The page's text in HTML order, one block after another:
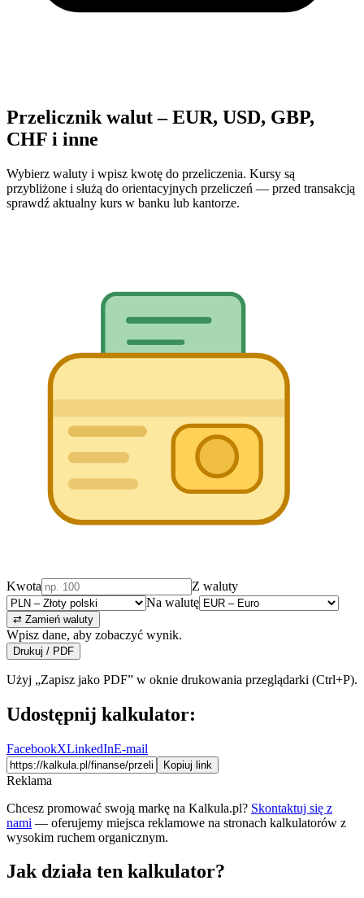
Przelicznik walut – EUR, USD, GBP,
CHF i inne
Wybierz waluty i wpisz kwotę do przeliczenia. Kursy są
przybliżone i służą do orientacyjnych przeliczeń — przed transakcją
sprawdź aktualny kurs w banku lub kantorze.
Kwota
Z waluty
Na walutę
⇄ Zamień waluty
Wpisz dane, aby zobaczyć wynik.
Drukuj / PDF
Użyj „Zapisz jako PDF” w oknie drukowania przeglądarki (Ctrl+P).
Udostępnij kalkulator:
FacebookXLinkedInE-mail
Kopiuj link
Reklama
Chcesz promować swoją markę na Kalkula.pl? Skontaktuj się z
nami — oferujemy miejsca reklamowe na stronach kalkulatorów z
wysokim ruchem organicznym.
Jak działa ten kalkulator?